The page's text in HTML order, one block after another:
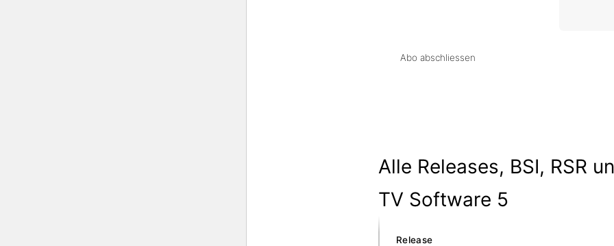
Abo abschliessen
Alle Releases, BSI, RSR
TV Software 5
Release